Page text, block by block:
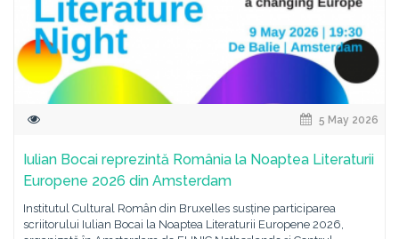
5 May 2026
Iulian Bocai reprezintă România la Noaptea Literaturii
Europene 2026 din Amsterdam
Institutul Cultural Român din Bruxelles susține participarea
scriitorului Iulian Bocai la Noaptea Literaturii Europene 2026,